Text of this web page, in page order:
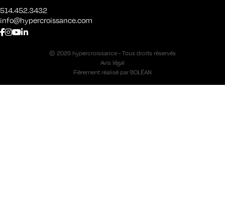
514.452.3432
info@hypercroissance.com
© 2026 hypercroissance - Tous droits réservés
Avis légal
Fièrement réalisé par BOLÉAN